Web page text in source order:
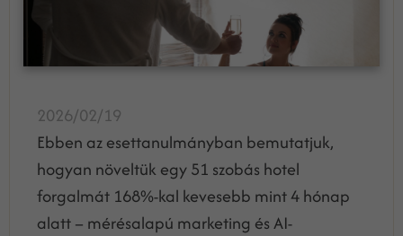
2026/02/19
Ebben az esettanulmányban bemutatjuk,
hogyan növeltük egy 51 szobás hotel
forgalmát 168%-kal kevesebb mint 4 hónap
alatt – mérésalapú marketing és AI-